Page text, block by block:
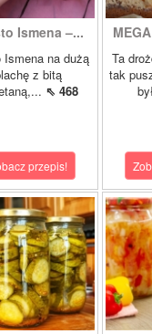
Ismena –...
Ismena na dużą
z bitą
⇖ 468
przepis!
Ta
tak